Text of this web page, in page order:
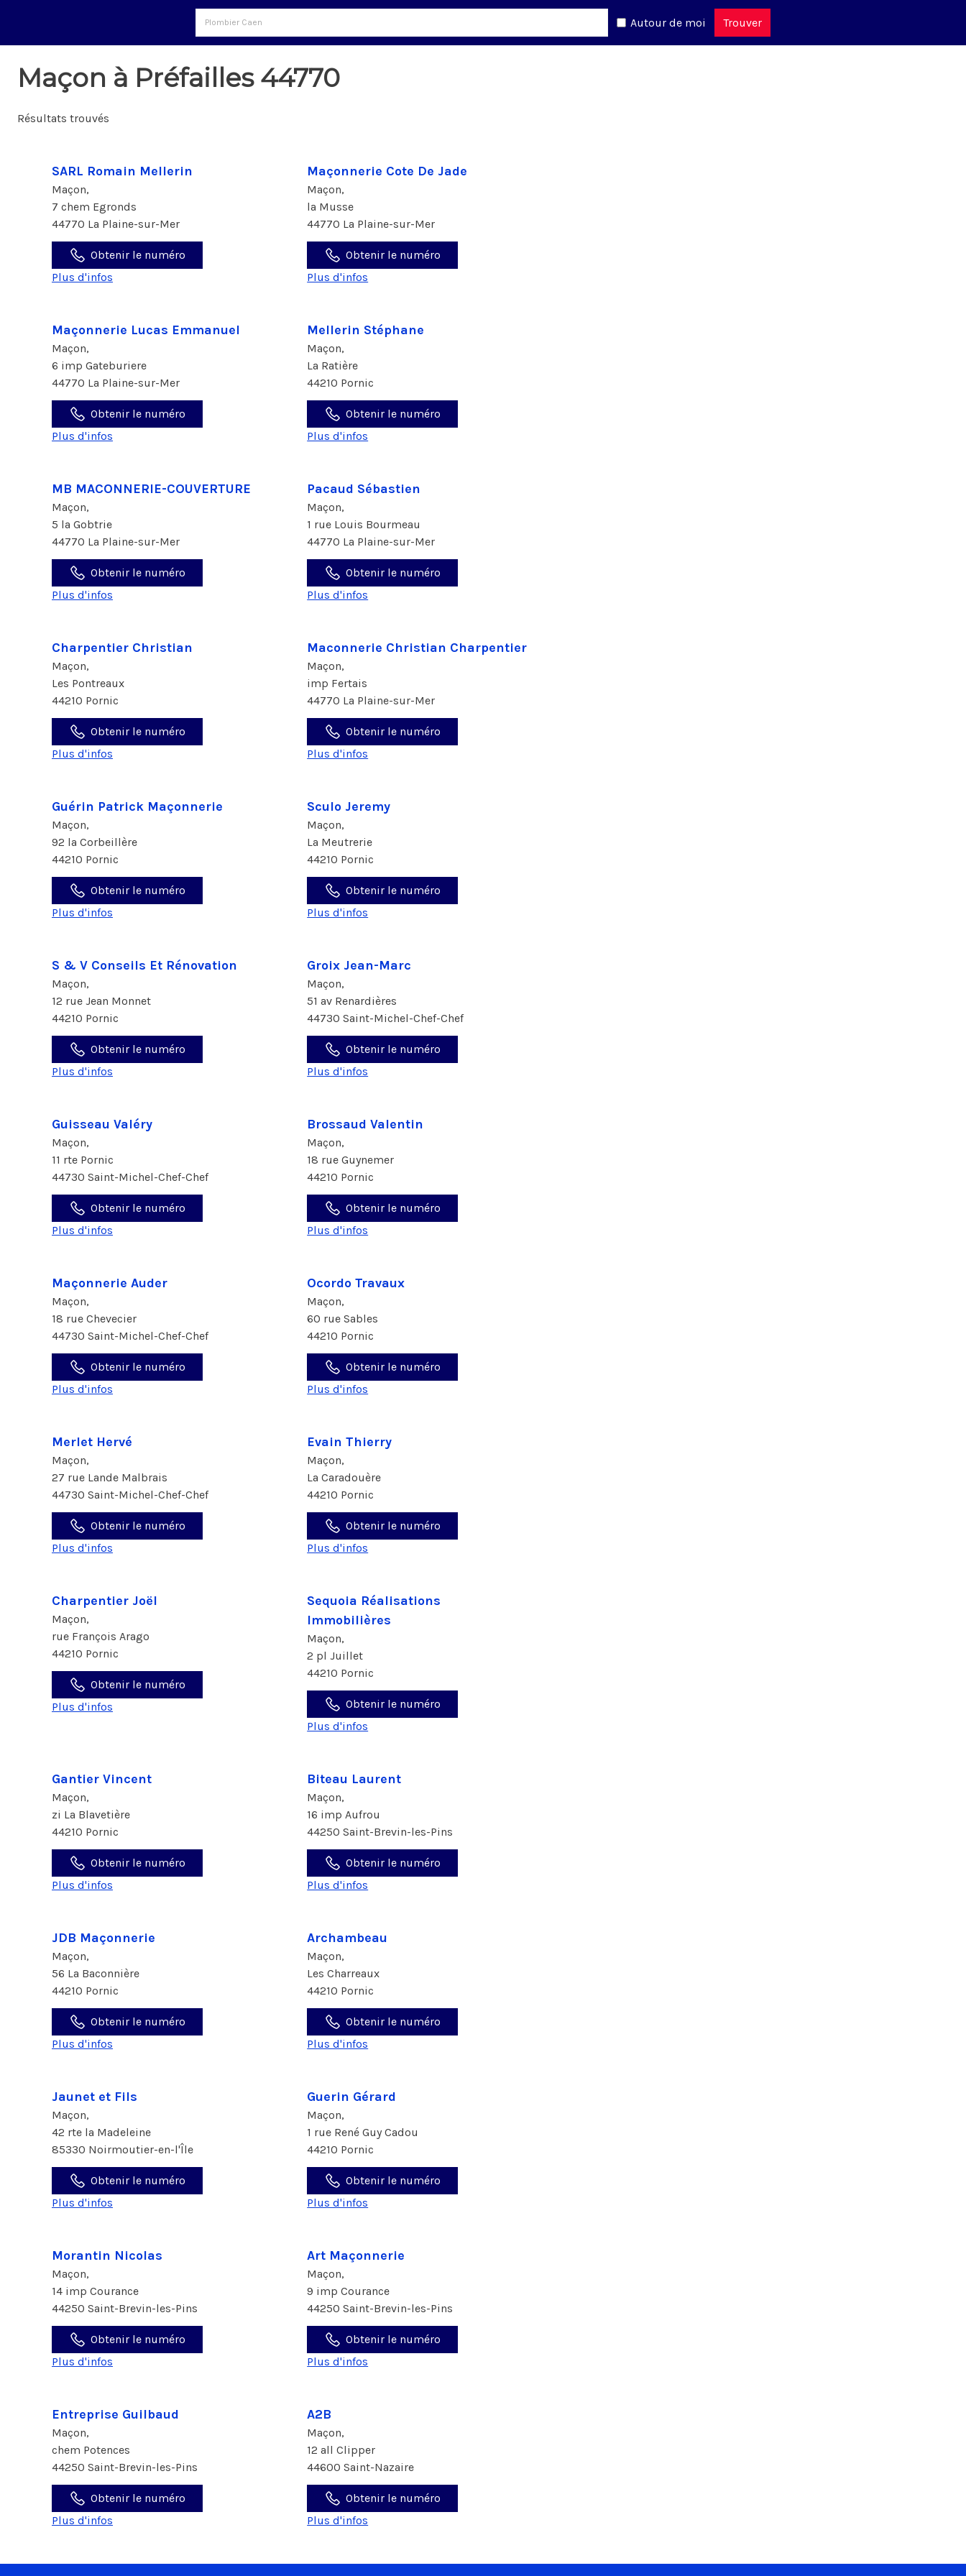
Autour de moi Trouver
Maçon à Préfailles 44770
Résultats trouvés
SARL Romain Mellerin
Maçon,
7 chem Egronds
44770 La Plaine-sur-Mer
Obtenir le numéro
Plus d'infos
Maçonnerie Cote De Jade
Maçon,
la Musse
44770 La Plaine-sur-Mer
Obtenir le numéro
Plus d'infos
Maçonnerie Lucas Emmanuel
Maçon,
6 imp Gateburiere
44770 La Plaine-sur-Mer
Obtenir le numéro
Plus d'infos
Mellerin Stéphane
Maçon,
La Ratière
44210 Pornic
Obtenir le numéro
Plus d'infos
MB MACONNERIE-COUVERTURE
Maçon,
5 la Gobtrie
44770 La Plaine-sur-Mer
Obtenir le numéro
Plus d'infos
Pacaud Sébastien
Maçon,
1 rue Louis Bourmeau
44770 La Plaine-sur-Mer
Obtenir le numéro
Plus d'infos
Charpentier Christian
Maçon,
Les Pontreaux
44210 Pornic
Obtenir le numéro
Plus d'infos
Maconnerie Christian Charpentier
Maçon,
imp Fertais
44770 La Plaine-sur-Mer
Obtenir le numéro
Plus d'infos
Guérin Patrick Maçonnerie
Maçon,
92 la Corbeillère
44210 Pornic
Obtenir le numéro
Plus d'infos
Sculo Jeremy
Maçon,
La Meutrerie
44210 Pornic
Obtenir le numéro
Plus d'infos
S & V Conseils Et Rénovation
Maçon,
12 rue Jean Monnet
44210 Pornic
Obtenir le numéro
Plus d'infos
Groix Jean-Marc
Maçon,
51 av Renardières
44730 Saint-Michel-Chef-Chef
Obtenir le numéro
Plus d'infos
Guisseau Valéry
Maçon,
11 rte Pornic
44730 Saint-Michel-Chef-Chef
Obtenir le numéro
Plus d'infos
Brossaud Valentin
Maçon,
18 rue Guynemer
44210 Pornic
Obtenir le numéro
Plus d'infos
Maçonnerie Auder
Maçon,
18 rue Chevecier
44730 Saint-Michel-Chef-Chef
Obtenir le numéro
Plus d'infos
Ocordo Travaux
Maçon,
60 rue Sables
44210 Pornic
Obtenir le numéro
Plus d'infos
Merlet Hervé
Maçon,
27 rue Lande Malbrais
44730 Saint-Michel-Chef-Chef
Obtenir le numéro
Plus d'infos
Evain Thierry
Maçon,
La Caradouère
44210 Pornic
Obtenir le numéro
Plus d'infos
Charpentier Joël
Maçon,
rue François Arago
44210 Pornic
Obtenir le numéro
Plus d'infos
Sequoia Réalisations
Immobilières
Maçon,
2 pl Juillet
44210 Pornic
Obtenir le numéro
Plus d'infos
Gantier Vincent
Maçon,
zi La Blavetière
44210 Pornic
Obtenir le numéro
Plus d'infos
Biteau Laurent
Maçon,
16 imp Aufrou
44250 Saint-Brevin-les-Pins
Obtenir le numéro
Plus d'infos
JDB Maçonnerie
Maçon,
56 La Baconnière
44210 Pornic
Obtenir le numéro
Plus d'infos
Archambeau
Maçon,
Les Charreaux
44210 Pornic
Obtenir le numéro
Plus d'infos
Jaunet et Fils
Maçon,
42 rte la Madeleine
85330 Noirmoutier-en-l'Île
Obtenir le numéro
Plus d'infos
Guerin Gérard
Maçon,
1 rue René Guy Cadou
44210 Pornic
Obtenir le numéro
Plus d'infos
Morantin Nicolas
Maçon,
14 imp Courance
44250 Saint-Brevin-les-Pins
Obtenir le numéro
Plus d'infos
Art Maçonnerie
Maçon,
9 imp Courance
44250 Saint-Brevin-les-Pins
Obtenir le numéro
Plus d'infos
Entreprise Guilbaud
Maçon,
chem Potences
44250 Saint-Brevin-les-Pins
Obtenir le numéro
Plus d'infos
A2B
Maçon,
12 all Clipper
44600 Saint-Nazaire
Obtenir le numéro
Plus d'infos